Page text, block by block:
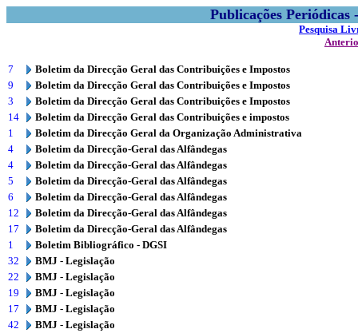
Publicações
Pesquisa
7
Boletim da Direcção Geral das Contribuições e Impostos
9
Boletim da Direcção Geral das Contribuições e Impostos
3
Boletim da Direcção Geral das Contribuições e Impostos
14
Boletim da Direcção Geral das Contribuições e impostos
1
Boletim da Direcção Geral da Organização Administrativa
4
Boletim da Direcção-Geral das Alfândegas
4
Boletim da Direcção-Geral das Alfândegas
5
Boletim da Direcção-Geral das Alfândegas
6
Boletim da Direcção-Geral das Alfândegas
12
Boletim da Direcção-Geral das Alfândegas
17
Boletim da Direcção-Geral das Alfândegas
1
Boletim Bibliográfico - DGSI
32
BMJ - Legislação
22
BMJ - Legislação
19
BMJ - Legislação
17
BMJ - Legislação
42
BMJ - Legislação